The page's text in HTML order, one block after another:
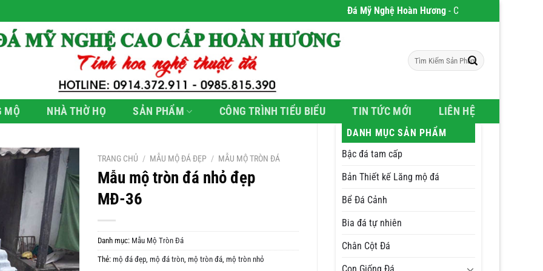
Đá Mỹ Nghệ Hoàn Hương- Chúng tôi chuyên phân
Tìm
kiếm:
MỘ NHÀ THỜ HỌ SẢN PHẨM CÔNG TRÌNH TIỂU BIỂU TIN TỨC MỚI LIÊN HỆ
DANH MỤC SẢN PHẨM
Bậc đá tam cấp
Bản Thiết kế Lăng mộ đá
Bể Đá Cảnh
Bia đá tự nhiên
Chân Cột Đá
TRANG CHỦ / MẪU MỘ ĐÁ ĐẸP / MẪU MỘ TRÒN ĐÁ
Mẫu mộ tròn đá nhỏ đẹp
MĐ-36
Danh mục: Mẫu Mộ Tròn Đá
Thẻ: mộ đá đẹp, mộ đá tròn, mộ tròn đá, mộ tròn nhỏ